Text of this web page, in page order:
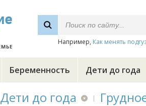
Например, Как менять
Беременность Дети до года
Дети до года